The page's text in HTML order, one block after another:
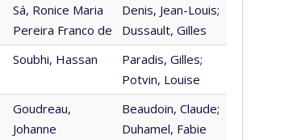
Sá, Ronice Maria
Pereira Franco de
Denis, Jean-Louis;
Dussault, Gilles
Soubhi, Hassan
Paradis, Gilles;
Potvin, Louise
Goudreau,
Johanne
Beaudoin, Claude;
Duhamel, Fabie